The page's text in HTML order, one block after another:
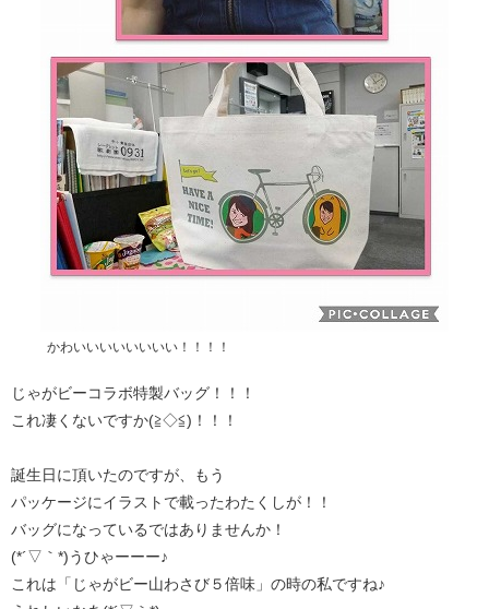
かわいいいいいいいい！！！！
じゃがビーコラボ特製バッグ！！！
これ凄くないですか(≧◇≦)！！！
誕生日に頂いたのですが、もう
パッケージにイラストで載ったわたくしが！！
バッグになっているではありませんか！
(*´▽｀*)うひゃーーー♪
これは「じゃがビー山わさび５倍味」の時の私ですね♪